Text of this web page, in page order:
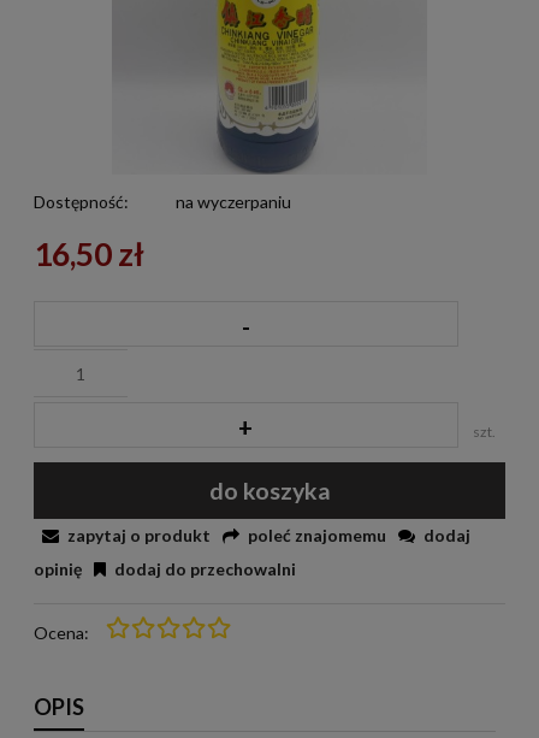
Dostępność: na wyczerpaniu
16,50 zł
-
+ szt.
do koszyka
Ocena:
zapytaj o produkt poleć znajomemu
dodaj
opinię
dodaj do przechowalni
OPIS